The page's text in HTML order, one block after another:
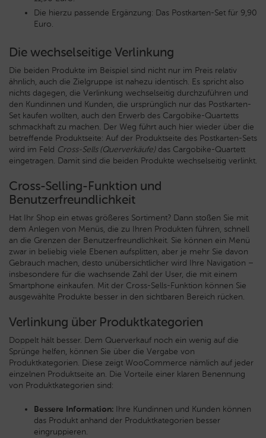
Die hierzu passende Ergänzung: Das Postkarten-Set für 9,90
Euro.
Die wechselseitige Verlinkung
Die beiden Produkte im Beispiel sind nicht nur im Preis relativ
ähnlich, auch die Zielgruppe ist nahezu identisch. Es spricht also
nichts dagegen, die Verlinkung wechselseitig durchzuführen und
den Kundinnen und Kunden, die ursprünglich nur das Postkarten-
Set kaufen wollten, auch den Erwerb des Cargobike-Quartetts
schmackhaft zu machen. Der Weg führt auch hier wieder über die
betreffende Produktseite: Auf der Produktseite des Postkarten-Sets
wird im Feld Cross-Sells (Querverkäufe)das Cargobike-Quartett
eingetragen. Damit sind die beiden Produkte wechselseitig verlinkt.
Cross-Selling-Funktion und
Benutzerfreundlichkeit
Hat Ihr Shop ein etwas größeres Sortiment? Dann stoßen Sie mit
dem Anlegen von Menüs, die zu Ihren Produkten führen, schnell
an die Grenzen der Benutzerfreundlichkeit. Sie können ein Menü
zwar in beliebig viele Ebenen aufsplitten, aber je mehr Sie davon
Gebrauch machen, desto unübersichtlicher wird Ihre Navigation –
insbesondere für die wachsende Zahl der User, die mit einem
Smartphone einkaufen. Mit der Cross-Sells-Funktion können Sie
ausgewählte Produkte besser in den sichtbaren Bereich rücken.
Verlinkung über Produktkategorien
Doppelt hält besser. Dem Querverkauf noch ein wenig auf die
Sprünge helfen, können Sie über die Vergabe von
Produktkategorien. Diese zeigt WooCommerce nämlich auf jeder
einzelnen Produktseite an. Die Vorteile einer klaren Benennung
von Produktkategorien sind:
Bessere Information: Ihre Kundinnen und Kunden können
das Produkt anhand der Produktkategorien besser
eingruppieren.